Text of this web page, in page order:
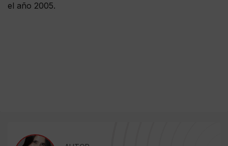
el año 2005.